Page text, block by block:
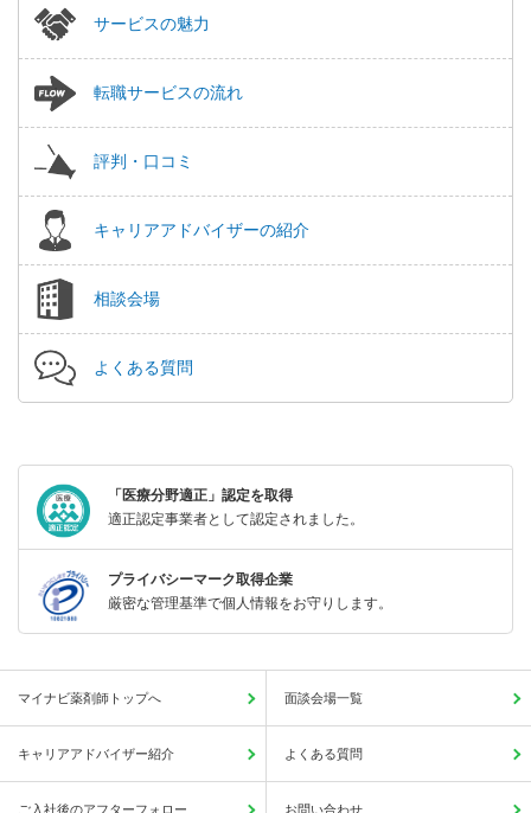
サービスの魅力
転職サービスの流れ
評判・口コミ
キャリアアドバイザーの紹介
相談会場
よくある質問
「医療分野適正」認定を取得
適正認定事業者として認定されました。
プライバシーマーク取得企業
厳密な管理基準で個人情報をお守りします。
マイナビ薬剤師トップへ 面談会場一覧
キャリアアドバイザー紹介 よくある質問
ご入社後のアフターフォロー お問い合わせ